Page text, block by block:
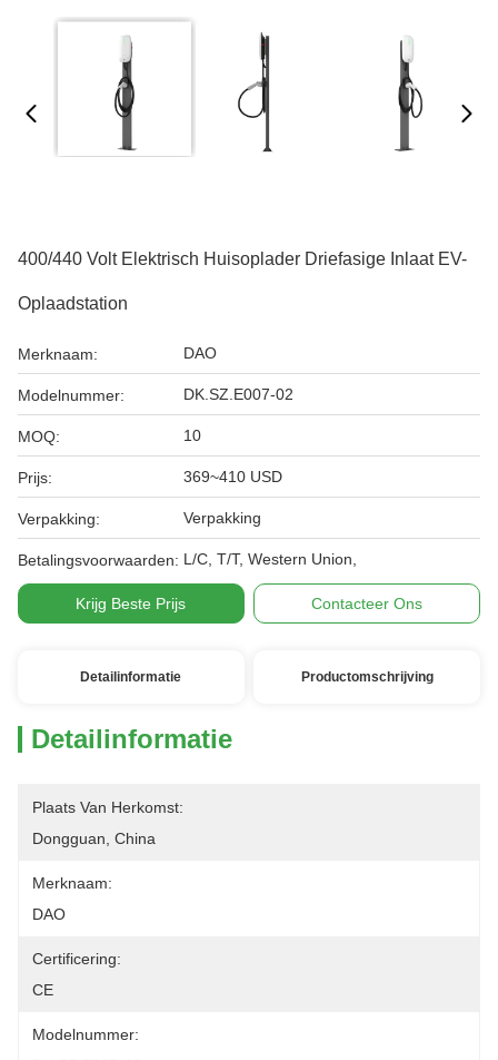
400/440 Volt Elektrisch Huisoplader Driefasige Inlaat EV-
Oplaadstation
Merknaam: DAO
Modelnummer: DK.SZ.E007-02
MOQ: 10
Prijs: 369~410 USD
Verpakking: Verpakking
Betalingsvoorwaarden: L/C, T/T, Western Union,
Krijg Beste Prijs Contacteer Ons
Detailinformatie Productomschrijving
Detailinformatie
Plaats Van Herkomst:
Dongguan, China
Merknaam:
DAO
Certificering:
CE
Modelnummer: